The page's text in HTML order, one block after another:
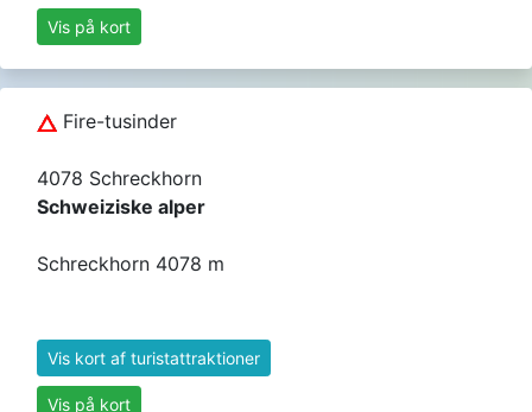
Vis på kort
Fire-tusinder
4078 Schreckhorn
Schweiziske alper
Schreckhorn 4078 m
Vis kort af turistattraktioner
Vis på kort